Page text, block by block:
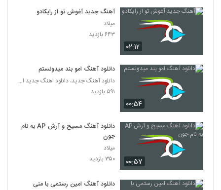
۰۲:۱۲
آهنگ جدید آغوش تو از رایکادو
میلاد
۶۴۳ بازدید
۰۰:۵۴
دانلود آهنگ امو بند میدونستم
دانلود آهنگ جدید، دانلود اهنگ جدید ایرانی
۵۹۱ بازدید
۰۰:۵۷
دانلود آهنگ مسیح و آرش AP به نام
جون
میلاد
۳۵۰ بازدید
دانلود آهنگ امین رستمی با منی